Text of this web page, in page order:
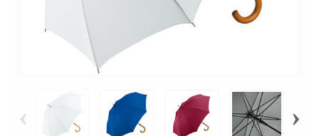
‹ ›